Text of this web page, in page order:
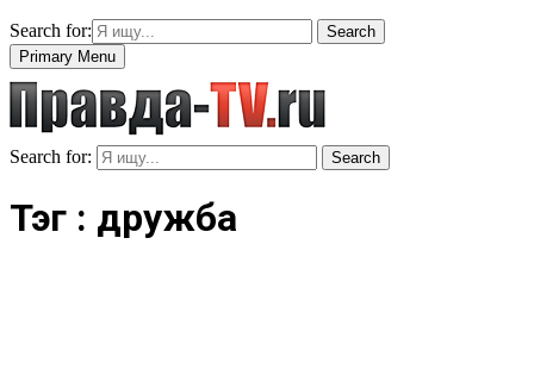
Search for:
Search
Primary Menu
Search for: Search
Тэг : дружба